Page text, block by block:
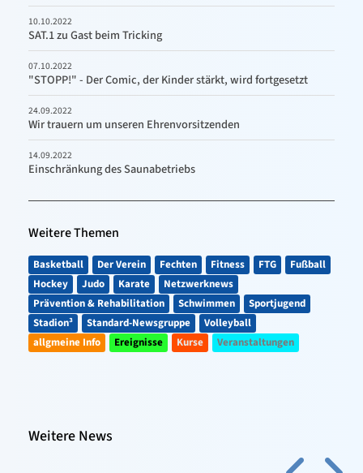
10.10.2022
SAT.1 zu Gast beim Tricking
07.10.2022
"STOPP!" - Der Comic, der Kinder stärkt, wird fortgesetzt
24.09.2022
Wir trauern um unseren Ehrenvorsitzenden
14.09.2022
Einschränkung des Saunabetriebs
Weitere Themen
Basketball Der Verein Fechten Fitness FTG
Fußball
Hockey
Judo Karate
Netzwerknews
Prävention & Rehabilitation
Schwimmen
Sportjugend
Stadion³
Standard-Newsgruppe
Volleyball
allgmeine Info
Ereignisse Kurse Veranstaltungen
Weitere News